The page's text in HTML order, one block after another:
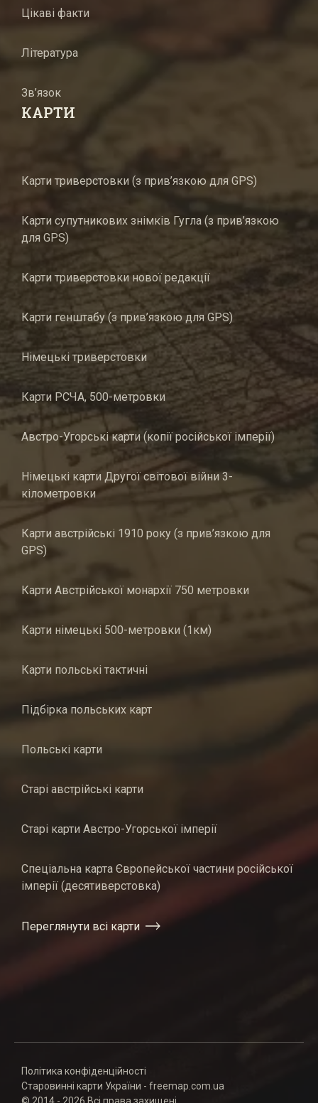
Цікаві факти
Література
Зв’язок
КАРТИ
Карти триверстовки (з прив’язкою для GPS)
Карти супутникових знімків Гугла (з прив’язкою
для GPS)
Карти триверстовки нової редакції
Карти генштабу (з прив’язкою для GPS)
Німецькі триверстовки
Карти РСЧА, 500-метровки
Австро-Угорські карти (копії російської імперії)
Німецькі карти Другої світової війни 3-
кілометровки
Карти австрійські 1910 року (з прив’язкою для
GPS)
Карти Австрійської монархії 750 метровки
Карти німецькі 500-метровки (1км)
Карти польські тактичні
Підбірка польських карт
Польські карти
Старі австрійські карти
Старі карти Австро-Угорської імперії
Спеціальна карта Європейської частини російської
імперії (десятиверстовка)
Переглянути всі карти
Політика конфіденційності
Старовинні карти України - freemap.com.ua